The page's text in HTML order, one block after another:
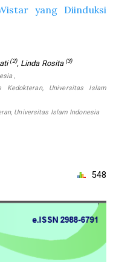
yang Diinduksi
(2), Linda Rosita (3)
,
Universitas Islam
Universitas Islam Indonesia
548